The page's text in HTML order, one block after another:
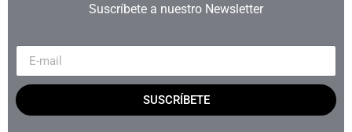
Suscríbete a nuestro Newsletter
SUSCRÍBETE